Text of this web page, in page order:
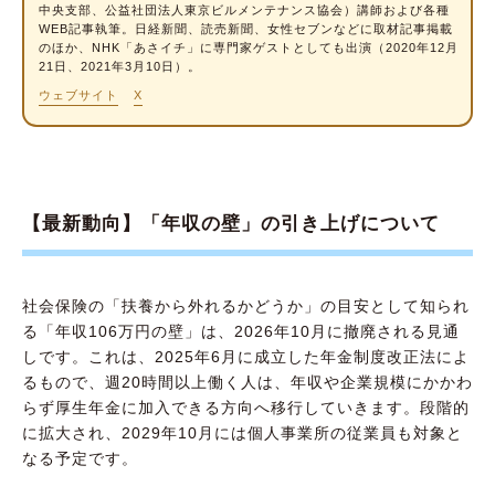
社会保険の扶養に関する注意点
投資などの配当金も収入としてカウントされ
ることがある
さかのぼって扶養が外れることもある
扶養が外れる条件や必要な手続きを理解してお
こう
中央支部、公益社団法人東京ビルメンテナンス協会）講師および各種
WEB記事執筆。日経新聞、読売新聞、女性セブンなどに取材記事掲載
のほか、NHK「あさイチ」に専門家ゲストとしても出演（2020年12月
21日、2021年3月10日）。
ウェブサイト X
【最新動向】「年収の壁」の引き上げについて
社会保険の「扶養から外れるかどうか」の目安として知られ
る「年収106万円の壁」は、2026年10月に撤廃される見通
しです。これは、2025年6月に成立した年金制度改正法によ
るもので、週20時間以上働く人は、年収や企業規模にかかわ
らず厚生年金に加入できる方向へ移行していきます。段階的
に拡大され、2029年10月には個人事業所の従業員も対象と
なる予定です。